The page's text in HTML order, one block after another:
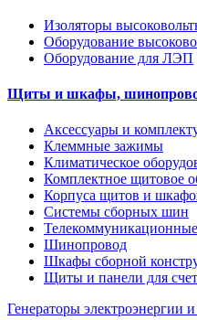
Изоляторы
Оборудование
Оборудование для ЛЭП
Щиты и шкафы,
Аксессуары и
Клеммные зажимы
Климатическое
Комплектное щитовое
Корпуса щитов и
Системы сборных шин
Шинопровод
Шкафы сборной
Щиты и панели для
Генераторы электроэнергии